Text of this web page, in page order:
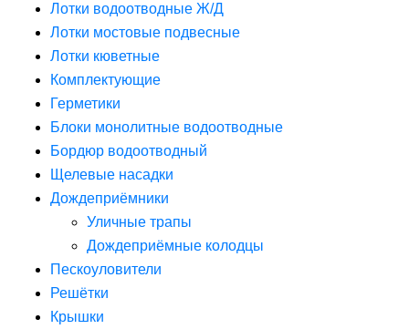
Лотки водоотводные Ж/Д
Лотки мостовые подвесные
Лотки кюветные
Комплектующие
Герметики
Блоки монолитные водоотводные
Бордюр водоотводный
Щелевые насадки
Дождеприёмники
Уличные трапы
Дождеприёмные колодцы
Пескоуловители
Решётки
Крышки